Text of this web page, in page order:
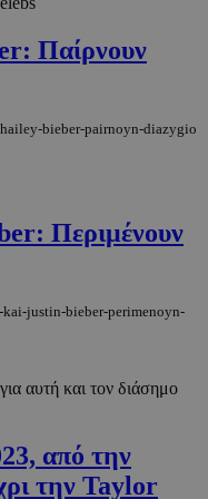
Παίρνουν
bieber-pairnoyn-diazygio
Περιμένουν
justin-bieber-perimenoyn-
αυτή και τον διάσημο
από την
την Taylor
όπως τη
λογαριασμού.
σωστά
Προμηθευτής/
Λήξη
.twitter.com